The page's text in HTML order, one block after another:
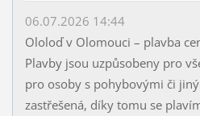
06.07.2026 14:44
Ololoď v Olomouci – plavba
Plavby jsou uzpůsobeny pro
pro osoby s pohybovými či
zastřešená, díky tomu se